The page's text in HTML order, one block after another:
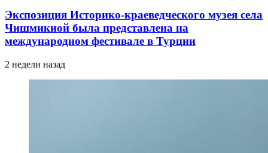
Экспозиция Историко-краеведческого музея села
Чишмикиой была представлена на
международном фестивале в Турции
2 недели назад